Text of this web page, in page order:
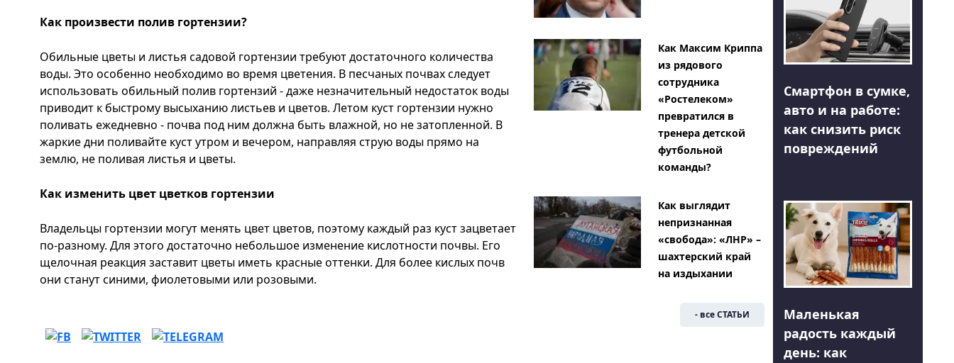
Как произвести полив гортензии?
Обильные цветы и листья садовой гортензии требуют достаточного количества
воды. Это особенно необходимо во время цветения. В песчаных почвах следует
использовать обильный полив гортензий - даже незначительный недостаток воды
приводит к быстрому высыханию листьев и цветов. Летом куст гортензии нужно
поливать ежедневно - почва под ним должна быть влажной, но не затопленной. В
жаркие дни поливайте куст утром и вечером, направляя струю воды прямо на
землю, не поливая листья и цветы.
Как изменить цвет цветков гортензии
Владельцы гортензии могут менять цвет цветов, поэтому каждый раз куст зацветает
по-разному. Для этого достаточно небольшое изменение кислотности почвы. Его
щелочная реакция заставит цветы иметь красные оттенки. Для более кислых почв
они станут синими, фиолетовыми или розовыми.
Как Максим Криппа
из рядового
сотрудника
«Ростелеком»
превратился в
тренера детской
футбольной
команды?
Как выглядит
непризнанная
«свобода»: «ЛНР» –
шахтерский край
на издыхании
- все СТАТЬИ
Смартфон в сумке,
авто и на работе:
как снизить риск
повреждений
Маленькая
радость каждый
день: как